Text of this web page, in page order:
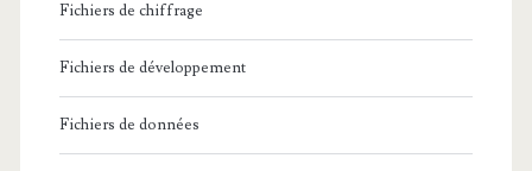
Fichiers de chiffrage
Fichiers de développement
Fichiers de données